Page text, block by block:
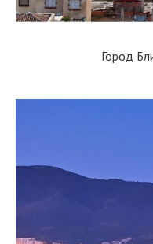
Город